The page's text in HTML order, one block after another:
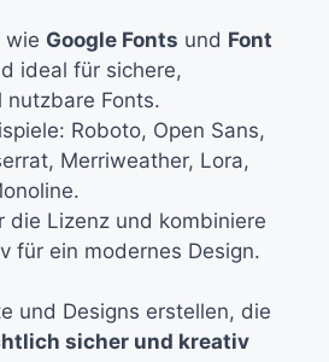
wie Google Fonts und Font
ideal für sichere,
nutzbare Fonts.
Roboto, Open Sans,
Merriweather, Lora,
die Lizenz und kombiniere
für ein modernes Design.
und Designs erstellen, die
sicher und kreativ